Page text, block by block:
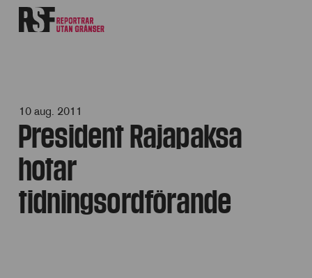
10 aug. 2011
President Rajapaksa
hotar
tidningsordförande